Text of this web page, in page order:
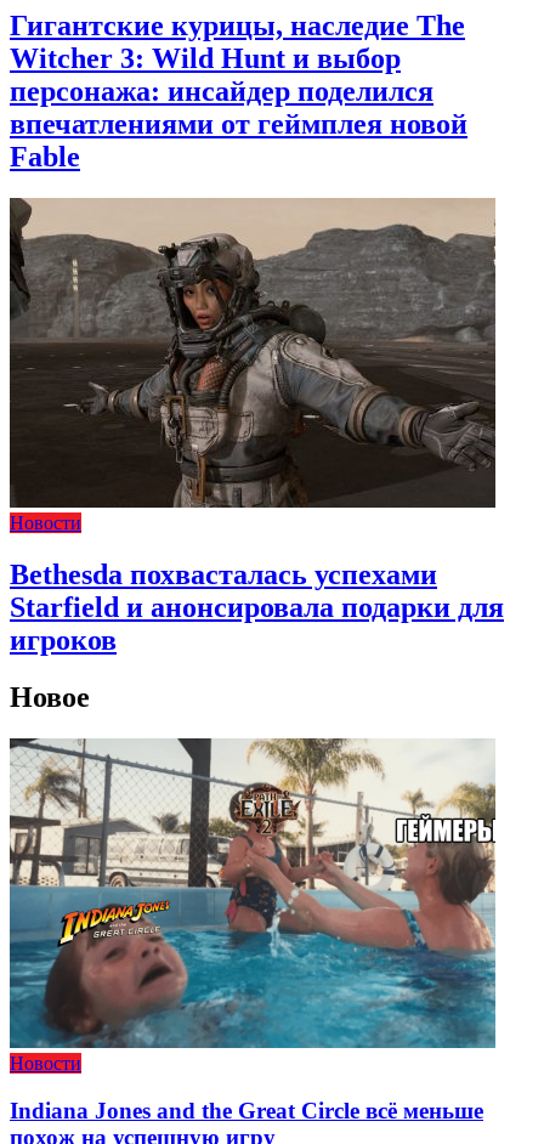
Гигантские курицы, наследие The
Witcher 3: Wild Hunt и выбор
персонажа: инсайдер поделился
впечатлениями от геймплея новой
Fable
Новости
Bethesda похвасталась успехами
Starfield и анонсировала подарки для
игроков
Новое
Новости
Indiana Jones and the Great Circle всё меньше
похож на успешную игру